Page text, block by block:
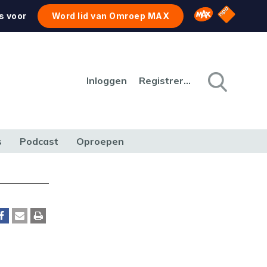
voor Word lid van Omroep MAX Omroep MAX
NPO
Inloggen Registreren
Podcast Oproepen